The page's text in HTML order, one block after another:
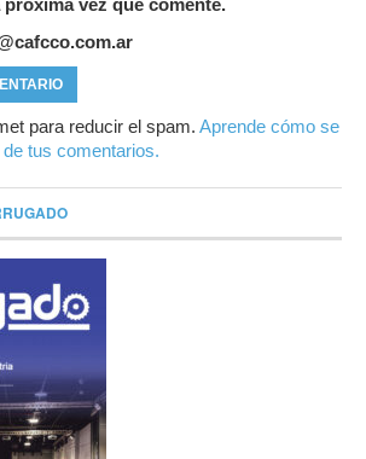
vez que comente.
para reducir el spam. Aprende cómo se
tus comentarios.